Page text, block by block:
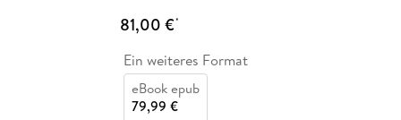
81,00 €*
Ein weiteres Format
eBook epub
79,99 €